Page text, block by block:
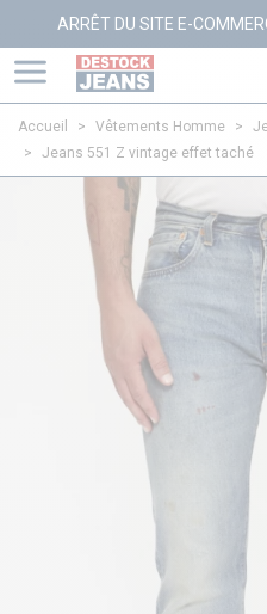
DU SITE E-COMMERCE AU
Accueil > Vêtements Homme >
>
Jeans 551 Z vintage effet taché